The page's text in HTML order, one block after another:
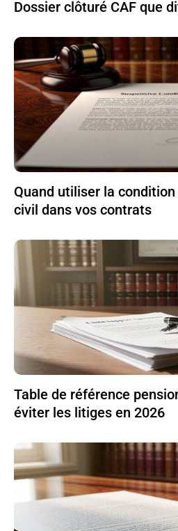
Dossier clôturé CAF que
Quand utiliser la
civil dans vos contrats
Table de référence
éviter les litiges en 2026